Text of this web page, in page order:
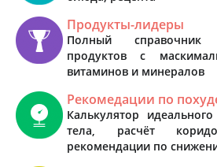
Продукты-лидеры
Полный
продуктов с
витаминов и минералов
Рекомедации по
Калькулятор
тела, расчёт
рекомендации по